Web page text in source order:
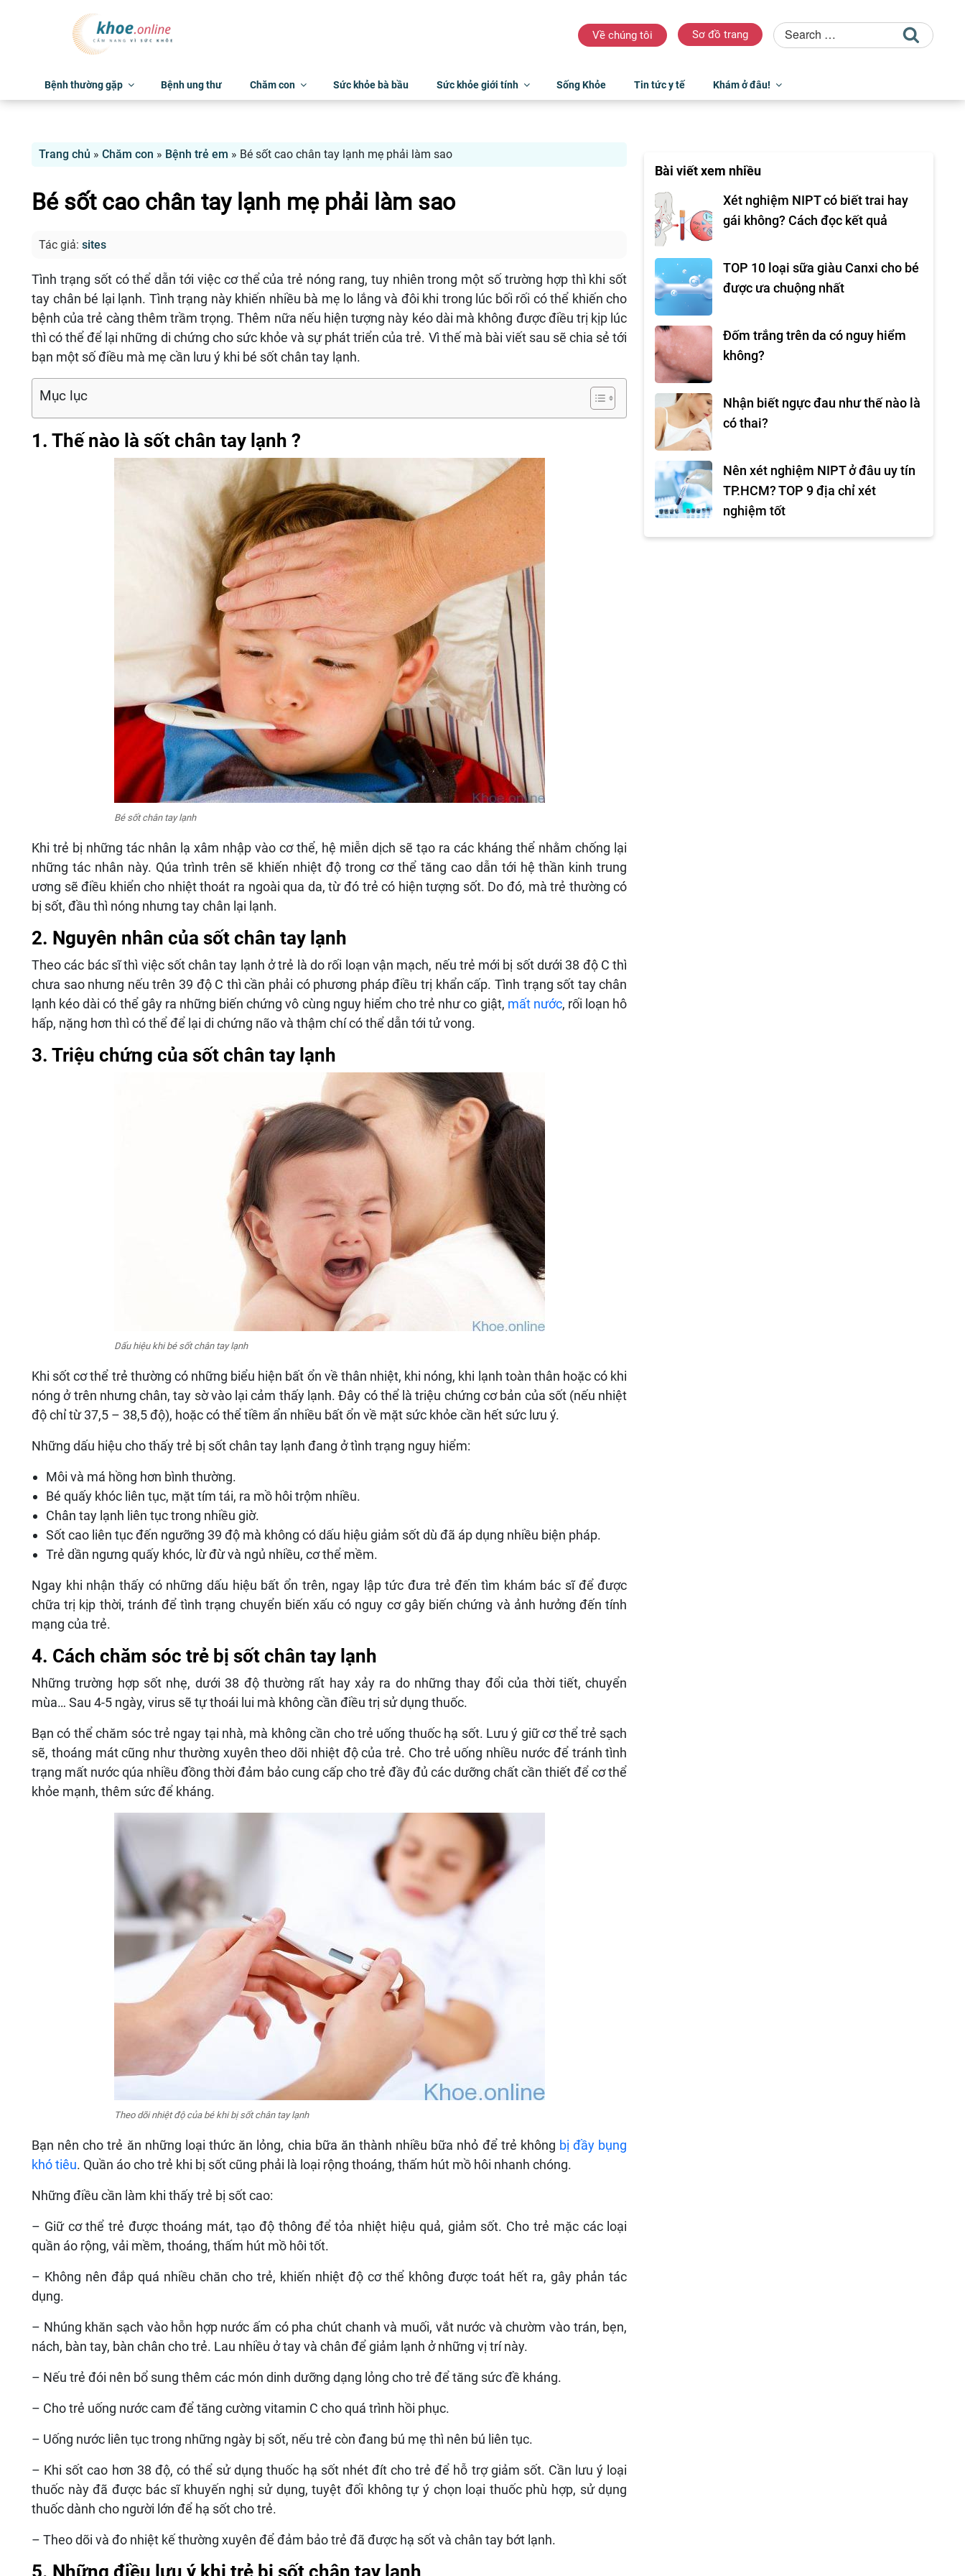
Về chúng tôi Sơ đồ trang
Bệnh thường gặp Bệnh ung thư Chăm con Sức khỏe bà bầu Sức khỏe giới tính Sống Khỏe Tin tức y tế Khám ở đâu!
Trang chủ » Chăm con » Bệnh trẻ em » Bé sốt cao chân tay lạnh mẹ phải làm sao
Bé sốt cao chân tay lạnh mẹ phải làm sao
Tác giả: sites
Tình trạng sốt có thể dẫn tới việc cơ thể của trẻ nóng rang, tuy nhiên trong một số trường hợp thì khi sốt
tay chân bé lại lạnh. Tình trạng này khiến nhiều bà mẹ lo lắng và đôi khi trong lúc bối rối có thể khiến cho
bệnh của trẻ càng thêm trầm trọng. Thêm nữa nếu hiện tượng này kéo dài mà không được điều trị kịp lúc
thì có thể để lại những di chứng cho sức khỏe và sự phát triển của trẻ. Vì thế mà bài viết sau sẽ chia sẻ tới
bạn một số điều mà mẹ cần lưu ý khi bé sốt chân tay lạnh.
Mục lục
1. Thế nào là sốt chân tay lạnh ?
Bé sốt chân tay lạnh
Khi trẻ bị những tác nhân lạ xâm nhập vào cơ thể, hệ miễn dịch sẽ tạo ra các kháng thể nhằm chống lại
những tác nhân này. Qúa trình trên sẽ khiến nhiệt độ trong cơ thể tăng cao dẫn tới hệ thần kinh trung
ương sẽ điều khiển cho nhiệt thoát ra ngoài qua da, từ đó trẻ có hiện tượng sốt. Do đó, mà trẻ thường có
bị sốt, đầu thì nóng nhưng tay chân lại lạnh.
2. Nguyên nhân của sốt chân tay lạnh
Theo các bác sĩ thì việc sốt chân tay lạnh ở trẻ là do rối loạn vận mạch, nếu trẻ mới bị sốt dưới 38 độ C thì
chưa sao nhưng nếu trên 39 độ C thì cần phải có phương pháp điều trị khẩn cấp. Tình trạng sốt tay chân
lạnh kéo dài có thể gây ra những biến chứng vô cùng nguy hiểm cho trẻ như co giật, mất nước, rối loạn hô
hấp, nặng hơn thì có thể để lại di chứng não và thậm chí có thể dẫn tới tử vong.
3. Triệu chứng của sốt chân tay lạnh
Dấu hiệu khi bé sốt chân tay lạnh
Khi sốt cơ thể trẻ thường có những biểu hiện bất ổn về thân nhiệt, khi nóng, khi lạnh toàn thân hoặc có khi
nóng ở trên nhưng chân, tay sờ vào lại cảm thấy lạnh. Đây có thể là triệu chứng cơ bản của sốt (nếu nhiệt
độ chỉ từ 37,5 – 38,5 độ), hoặc có thể tiềm ẩn nhiều bất ổn về mặt sức khỏe cần hết sức lưu ý.
Những dấu hiệu cho thấy trẻ bị sốt chân tay lạnh đang ở tình trạng nguy hiểm:
Môi và má hồng hơn bình thường.
Bé quấy khóc liên tục, mặt tím tái, ra mồ hôi trộm nhiều.
Chân tay lạnh liên tục trong nhiều giờ.
Sốt cao liên tục đến ngưỡng 39 độ mà không có dấu hiệu giảm sốt dù đã áp dụng nhiều biện pháp.
Trẻ dần ngưng quấy khóc, lừ đừ và ngủ nhiều, cơ thể mềm.
Ngay khi nhận thấy có những dấu hiệu bất ổn trên, ngay lập tức đưa trẻ đến tìm khám bác sĩ để được
chữa trị kịp thời, tránh để tình trạng chuyển biến xấu có nguy cơ gây biến chứng và ảnh hưởng đến tính
mạng của trẻ.
4. Cách chăm sóc trẻ bị sốt chân tay lạnh
Những trường hợp sốt nhẹ, dưới 38 độ thường rất hay xảy ra do những thay đổi của thời tiết, chuyển
mùa… Sau 4-5 ngày, virus sẽ tự thoái lui mà không cần điều trị sử dụng thuốc.
Bạn có thể chăm sóc trẻ ngay tại nhà, mà không cần cho trẻ uống thuốc hạ sốt. Lưu ý giữ cơ thể trẻ sạch
sẽ, thoáng mát cũng như thường xuyên theo dõi nhiệt độ của trẻ. Cho trẻ uống nhiều nước để tránh tình
trạng mất nước qúa nhiều đồng thời đảm bảo cung cấp cho trẻ đầy đủ các dưỡng chất cần thiết để cơ thể
khỏe mạnh, thêm sức để kháng.
Theo dõi nhiệt độ của bé khi bị sốt chân tay lạnh
Bạn nên cho trẻ ăn những loại thức ăn lỏng, chia bữa ăn thành nhiều bữa nhỏ để trẻ không bị đầy bụng
khó tiêu. Quần áo cho trẻ khi bị sốt cũng phải là loại rộng thoáng, thấm hút mồ hôi nhanh chóng.
Những điều cần làm khi thấy trẻ bị sốt cao:
– Giữ cơ thể trẻ được thoáng mát, tạo độ thông để tỏa nhiệt hiệu quả, giảm sốt. Cho trẻ mặc các loại
quần áo rộng, vải mềm, thoáng, thấm hút mồ hôi tốt.
– Không nên đắp quá nhiều chăn cho trẻ, khiến nhiệt độ cơ thể không được toát hết ra, gây phản tác
dụng.
– Nhúng khăn sạch vào hỗn hợp nước ấm có pha chút chanh và muối, vắt nước và chườm vào trán, bẹn,
nách, bàn tay, bàn chân cho trẻ. Lau nhiều ở tay và chân để giảm lạnh ở những vị trí này.
– Nếu trẻ đói nên bổ sung thêm các món dinh dưỡng dạng lỏng cho trẻ để tăng sức đề kháng.
– Cho trẻ uống nước cam để tăng cường vitamin C cho quá trình hồi phục.
– Uống nước liên tục trong những ngày bị sốt, nếu trẻ còn đang bú mẹ thì nên bú liên tục.
– Khi sốt cao hơn 38 độ, có thể sử dụng thuốc hạ sốt nhét đít cho trẻ để hỗ trợ giảm sốt. Cần lưu ý loại
thuốc này đã được bác sĩ khuyến nghị sử dụng, tuyệt đối không tự ý chọn loại thuốc phù hợp, sử dụng
thuốc dành cho người lớn để hạ sốt cho trẻ.
– Theo dõi và đo nhiệt kế thường xuyên để đảm bảo trẻ đã được hạ sốt và chân tay bớt lạnh.
Bài viết xem nhiều
Xét nghiệm NIPT có biết trai hay
gái không? Cách đọc kết quả
TOP 10 loại sữa giàu Canxi cho bé
được ưa chuộng nhất
Đốm trắng trên da có nguy hiểm
không?
Nhận biết ngực đau như thế nào là
có thai?
Nên xét nghiệm NIPT ở đâu uy tín
TP.HCM? TOP 9 địa chỉ xét
nghiệm tốt